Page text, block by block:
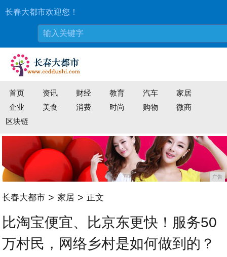
长春大都市欢迎您！
首页 资讯 财经 教育 汽车
家居
企业
美食 消费 时尚 购物
微商
区块链
广告
长春大都市 > 家居 > 正文
比淘宝便宜、比京东更快！服务50
万村民，网络乡村是如何做到的？